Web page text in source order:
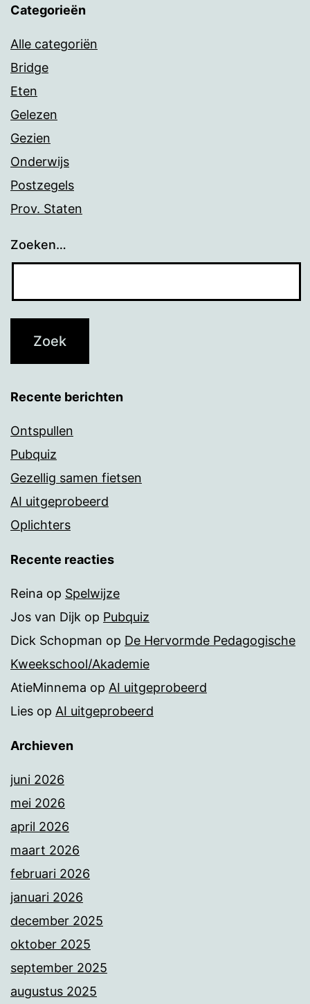
Categorieën
Alle categoriën
Bridge
Eten
Gelezen
Gezien
Onderwijs
Postzegels
Prov. Staten
Zoeken…
Recente berichten
Ontspullen
Pubquiz
Gezellig samen fietsen
AI uitgeprobeerd
Oplichters
Recente reacties
Reina op Spelwijze
Jos van Dijk op Pubquiz
Dick Schopman op De Hervormde Pedagogische
Kweekschool/Akademie
AtieMinnema op AI uitgeprobeerd
Lies op AI uitgeprobeerd
Archieven
juni 2026
mei 2026
april 2026
maart 2026
februari 2026
januari 2026
december 2025
oktober 2025
september 2025
augustus 2025